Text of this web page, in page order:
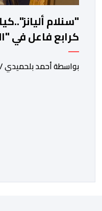
"سنلام
كرابع فاعل في
بواسطة أحمد بلحميدي